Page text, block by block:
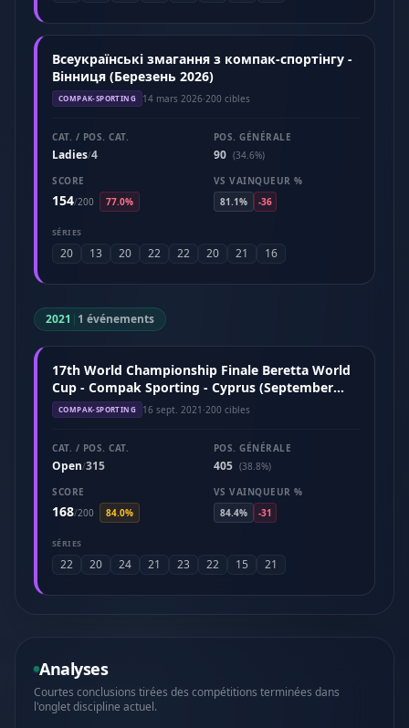
Всеукраїнські змагання з компак-спортінгу -
Вінниця (Березень 2026)
COMPAK-SPORTING 14 mars 2026·200 cibles
CAT. / POS. CAT.
Ladies/4
POS. GÉNÉRALE
90 (34.6%)
SCORE
154/200 77.0%
VS VAINQUEUR %
81.1%
-36
SÉRIES
20 13 20 22 22 20 21 16
2021 | 1 événements
17th World Championship Finale Beretta World
Cup - Compak Sporting - Cyprus (September
2021)
COMPAK-SPORTING 16 sept. 2021 ·200 cibles
CAT. / POS. CAT.
Open/315
POS. GÉNÉRALE
405 (38.8%)
SCORE
168/200 84.0%
VS VAINQUEUR %
84.4%
-31
SÉRIES
22 20 24 21 23 22 15 21
Analyses
Courtes conclusions tirées des compétitions terminées dans
l'onglet discipline actuel.